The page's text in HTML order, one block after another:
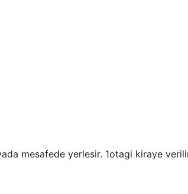
mesafede yerlesir. 1otagi kiraye